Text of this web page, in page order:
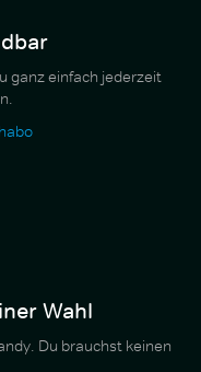
ganz einfach jederzeit
Wahl
Du brauchst keinen